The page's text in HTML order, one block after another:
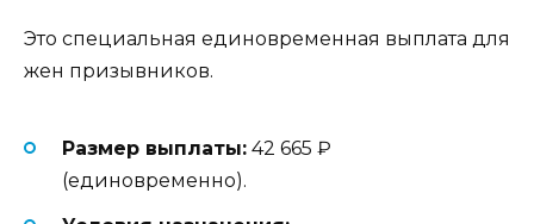
Это специальная единовременная выплата для
жен призывников.
Размер выплаты: 42 665 ₽
(единовременно).